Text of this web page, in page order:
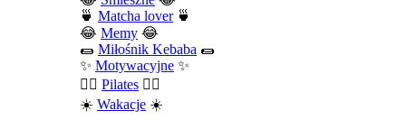
🍵 Matcha lover🍵
😂 Memy 😂
🌯 Miłośnik Kebaba 🌯
✨ Motywacyjne ✨
🧘‍♀️ Pilates 🧘‍♀️
☀️ Wakacje ☀️